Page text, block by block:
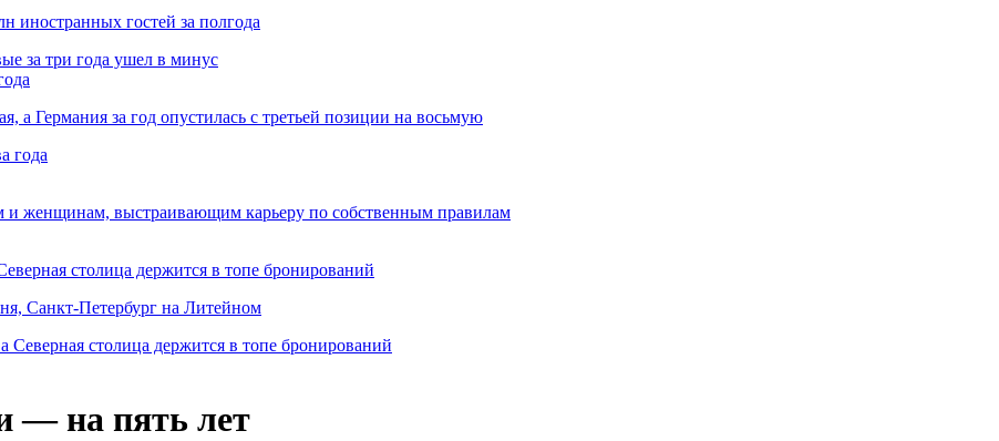
иностранных гостей за полгода
а Германия за год опустилась с третьей позиции на восьмую
и женщинам, выстраивающим карьеру по собственным правилам
столица держится в топе бронирований
Санкт-Петербург на Литейном
— на пять лет